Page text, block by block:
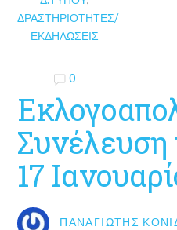
ΔΡΑΣΤΗΡΙΌΤΗΤΕΣ/
ΕΚΔΗΛΏΣΕΙΣ
0
Συνέλευση
17
ΠΑΝΑΓΙΏΤΗΣ